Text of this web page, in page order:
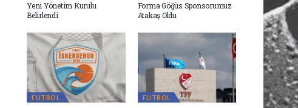
Yeni Yönetim Kurulu
Belirlendi
Forma Göğüs Sponsorumuz
Atakaş Oldu
FUTBOL FUTBOL